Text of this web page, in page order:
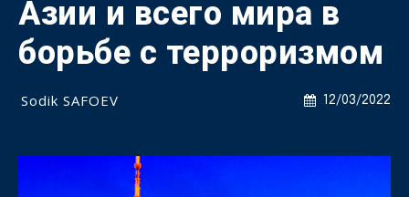
Азии и всего мира в
борьбе с терроризмом
12/03/2022
Sodik SAFOEV